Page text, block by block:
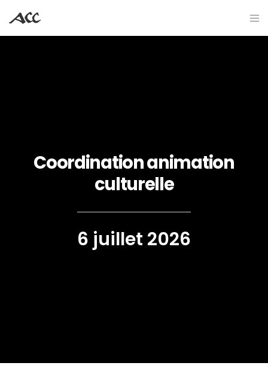
Coordination animation
culturelle
6 juillet 2026